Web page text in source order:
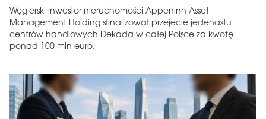
Węgierski inwestor nieruchomości Appeninn Asset
Management Holding sfinalizował przejęcie jedenastu
centrów handlowych Dekada w całej Polsce za kwotę
ponad 100 mln euro.